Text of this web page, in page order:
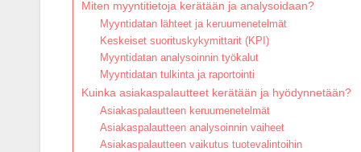
Miten myyntitietoja kerätään ja analysoidaan?
Myyntidatan lähteet ja keruumenetelmät
Keskeiset suorituskykymittarit (KPI)
Myyntidatan analysoinnin työkalut
Myyntidatan tulkinta ja raportointi
Kuinka asiakaspalautteet kerätään ja hyödynnetään?
Asiakaspalautteen keruumenetelmät
Asiakaspalautteen analysoinnin vaiheet
Asiakaspalautteen vaikutus tuotevalintoihin